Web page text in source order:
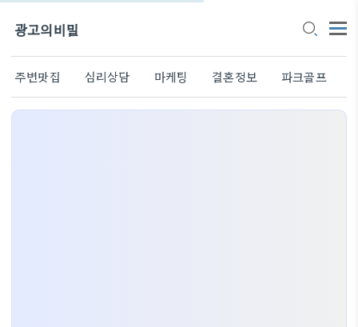
광고의비밀
주변맛집 심리상담 마케팅 결혼정보 파크골프